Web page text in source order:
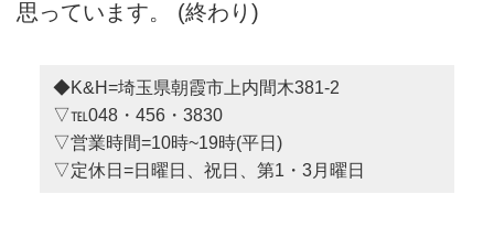
思っています。 (終わり)
◆K&H=埼玉県朝霞市上内間木381-2
▽℡048・456・3830
▽営業時間=10時~19時(平日)
▽定休日=日曜日、祝日、第1・3月曜日